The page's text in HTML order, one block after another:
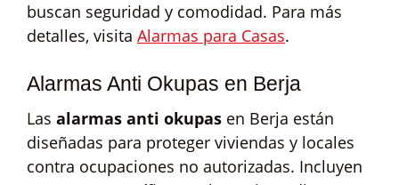
buscan seguridad y comodidad. Para más
detalles, visita Alarmas para Casas.
Alarmas Anti Okupas en Berja
Las alarmas anti okupas en Berja están
diseñadas para proteger viviendas y locales
contra ocupaciones no autorizadas. Incluyen